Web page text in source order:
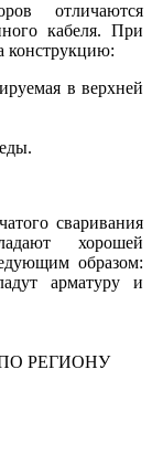
отличаются
кабеля. При
конструкцию:
в верхней
сваривания
хорошей
образом:
арматуру и
РЕГИОНУ